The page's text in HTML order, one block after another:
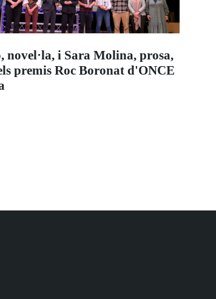
novel·la, i Sara Molina, prosa,
premis Roc Boronat d'ONCE